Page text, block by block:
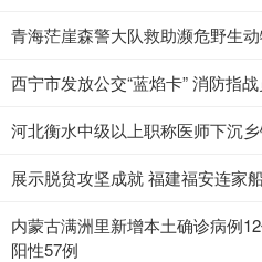
青海茫崖森警大队救助濒危野生
西宁市发放公交“蓝焰卡” 消防指
展示脱贫攻坚成就 福建福安连家
内蒙古满洲里新增本土确诊病例
阳性57例